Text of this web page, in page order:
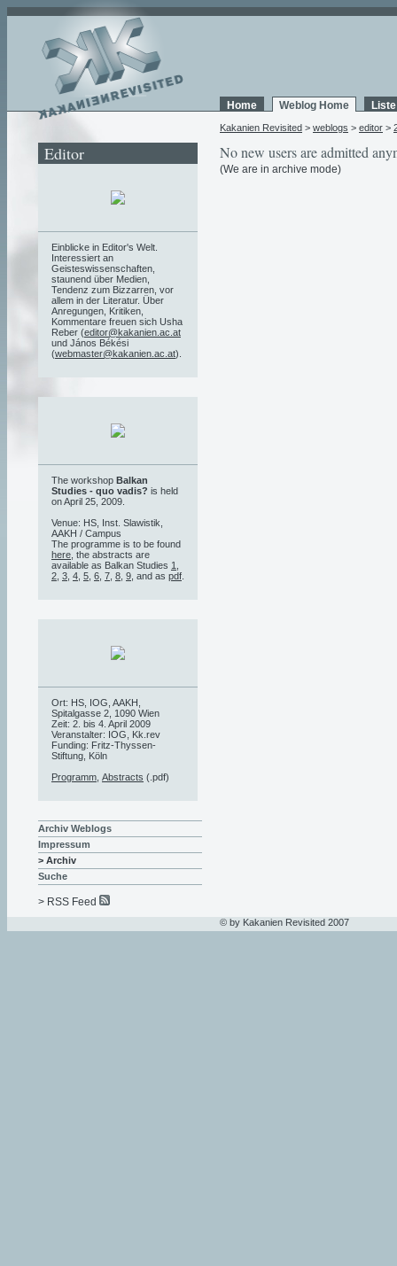
Home Weblog Home
Kakanien Revisited > weblogs > editor >
No new users are admitted
(We are in archive mode)
Editor
Einblicke in Editor's Welt.
Interessiert an
Geisteswissenschaften,
staunend über Medien,
Tendenz zum Bizzarren, vor
allem in der Literatur. Über
Anregungen, Kritiken,
Kommentare freuen sich Usha
Reber (editor@kakanien.ac.at
und János Békési
(webmaster@kakanien.ac.at).
The workshop Balkan
Studies - quo vadis? is held
on April 25, 2009.
Venue: HS, Inst. Slawistik,
AAKH / Campus
The programme is to be found
here , the abstracts are
available as Balkan Studies 1
2 3 4 5 6 7 8 9 , and as pdf
Ort: HS, IOG, AAKH,
Spitalgasse 2, 1090 Wien
Zeit: 2. bis 4. April 2009
Veranstalter: IOG, Kk.rev
Funding: Fritz-Thyssen-
Stiftung, Köln
Programm Abstracts (.pdf)
Archiv Weblogs
Impressum
> Archiv
Suche
> RSS Feed
© by Kakanien Revisited 2007